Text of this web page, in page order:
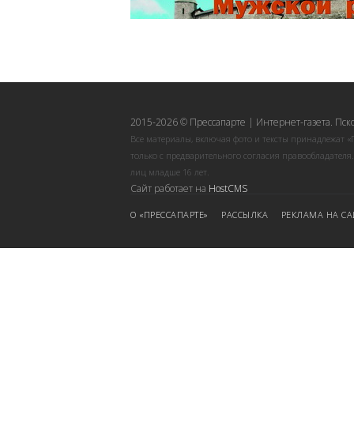
2015-2026 © Прессапарте | Интернет-газета.
Все материалы, включая фото и тексты принадлежат
только с предварительного согласия
лиц младше 16 лет.
Сайт работает на HostCMS
О «ПРЕССАПАРТЕ» РАССЫЛКА РЕКЛАМА НА